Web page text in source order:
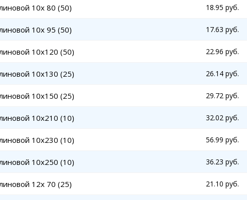
10x 80 (50) 18.95 руб.
10x 95 (50) 17.63 руб.
10x120 (50) 22.96 руб.
10x130 (25) 26.14 руб.
10x150 (25) 29.72 руб.
10x210 (10) 32.02 руб.
10x230 (10) 56.99 руб.
10x250 (10) 36.23 руб.
12x 70 (25) 21.10 руб.